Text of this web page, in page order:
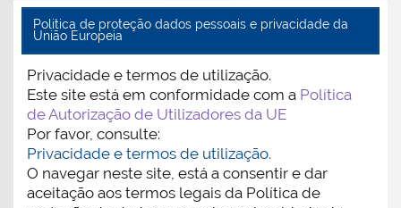
Politica de proteção dados pessoais e privacidade da
União Europeia
Privacidade e termos de utilização.
Este site está em conformidade com a Política
de Autorização de Utilizadores da UE
Por favor, consulte:
Privacidade e termos de utilização.
O navegar neste site, está a consentir e dar
aceitação aos termos legais da Política de